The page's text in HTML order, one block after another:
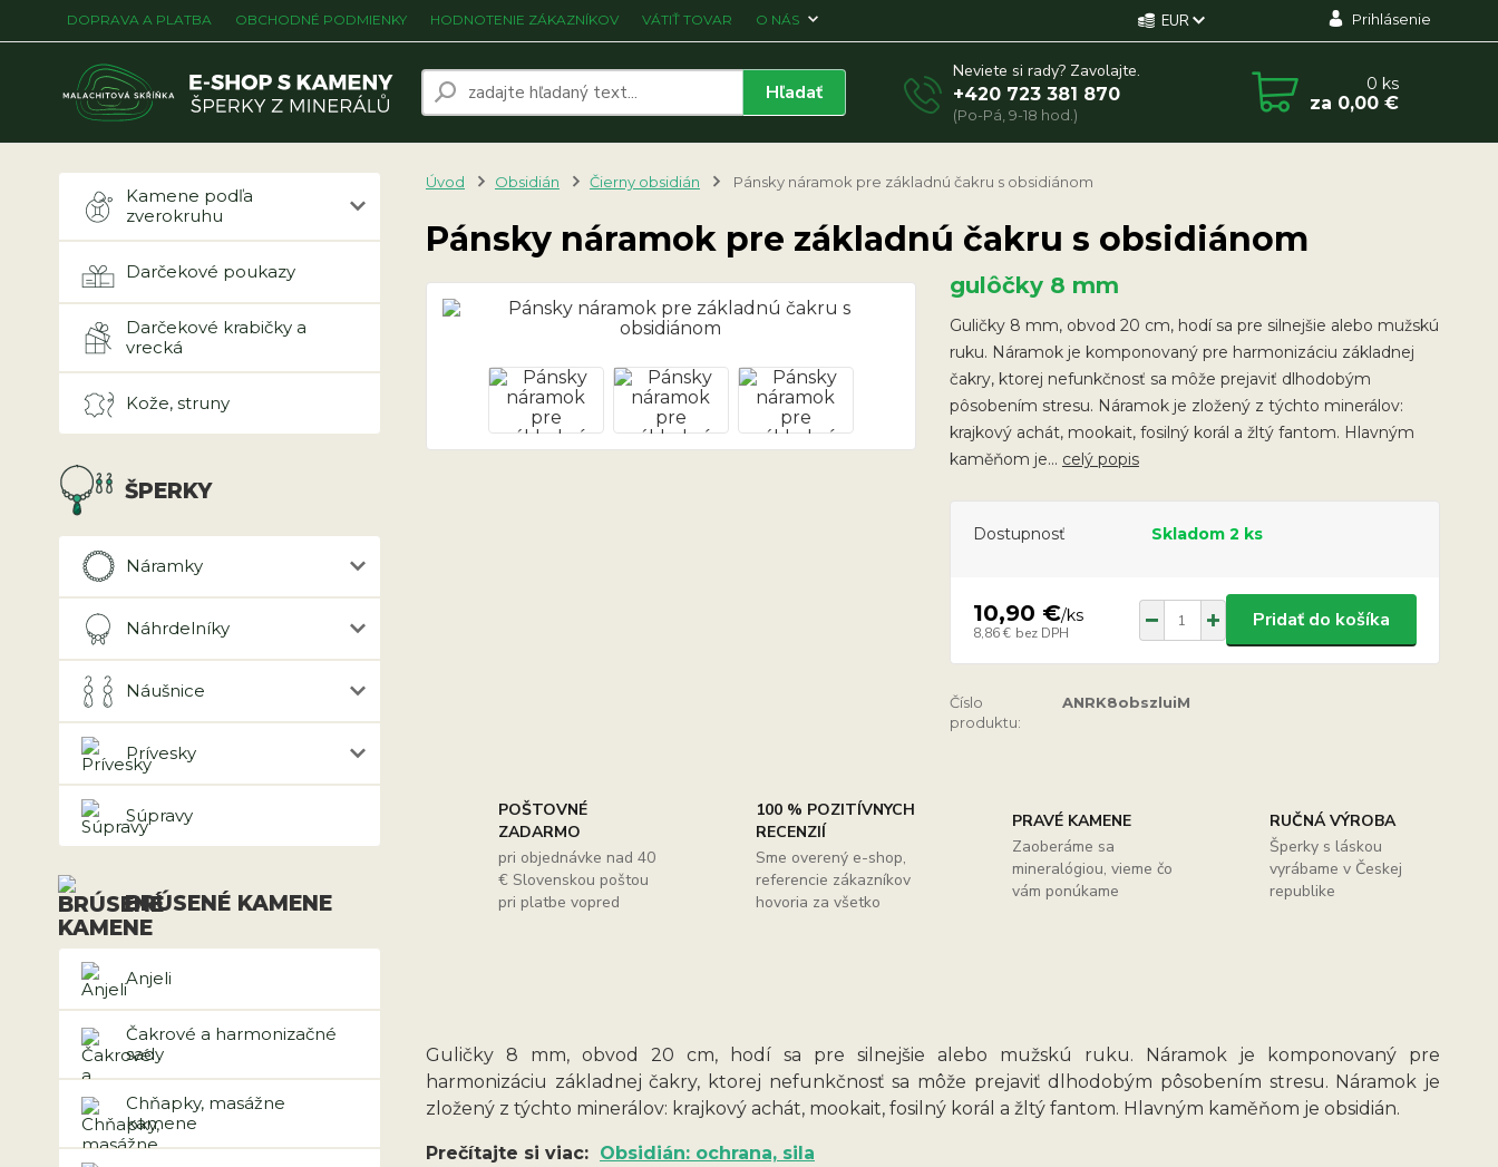
DOPRAVA A PLATBA OBCHODNÉ PODMIENKY HODNOTENIE ZÁKAZNÍKOV VÁTIŤ TOVAR O NÁS EUR Prihlásenie
Hľadať
Neviete si rady? Zavolajte.
+420 723 381 870
(Po-Pá, 9-18 hod.)
0 ks
za 0,00 €
Kamene podľa
zverokruhu
Darčekové poukazy
Darčekové krabičky a
vrecká
Kože, struny
ŠPERKY
Náramky
Náhrdelníky
Náušnice
Prívesky
Súpravy
BRÚSENÉ KAMENE
Anjeli
Čakrové a harmonizačné
sady
Chňapky, masážne
kamene
Úvod Obsidián Čierny obsidián Pánsky náramok pre základnú čakru s obsidiánom
Pánsky náramok pre základnú čakru s obsidiánom
gulôčky 8 mm
Guličky 8 mm, obvod 20 cm, hodí sa pre silnejšie alebo mužskú
ruku. Náramok je komponovaný pre harmonizáciu základnej
čakry, ktorej nefunkčnosť sa môže prejaviť dlhodobým
pôsobením stresu. Náramok je zložený z týchto minerálov:
krajkový achát, mookait, fosilný korál a žltý fantom. Hlavným
kaměňom je... celý popis
Dostupnosť Skladom 2 ks
10,90 €/ks
8,86 € bez DPH
Pridať do košíka
Číslo
produktu:
ANRK8obszluiM
POŠTOVNÉ
ZADARMO
pri objednávke nad 40
€ Slovenskou poštou
pri platbe vopred
100 % POZITÍVNYCH
RECENZIÍ
Sme overený e-shop,
referencie zákazníkov
hovoria za všetko
PRAVÉ KAMENE
Zaoberáme sa
mineralógiou, vieme čo
vám ponúkame
RUČNÁ VÝROBA
Šperky s láskou
vyrábame v Českej
republike
Guličky 8 mm, obvod 20 cm, hodí sa pre silnejšie alebo mužskú ruku. Náramok je komponovaný pre
harmonizáciu základnej čakry, ktorej nefunkčnosť sa môže prejaviť dlhodobým pôsobením stresu. Náramok je
zložený z týchto minerálov: krajkový achát, mookait, fosilný korál a žltý fantom. Hlavným kaměňom je obsidián.
Prečítajte si viac: Obsidián: ochrana, sila